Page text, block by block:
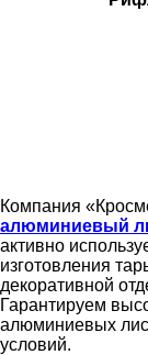
Компания
алюминиевый
активно
изготовления
декоративной
Гарантируем
алюминиевых
условий.